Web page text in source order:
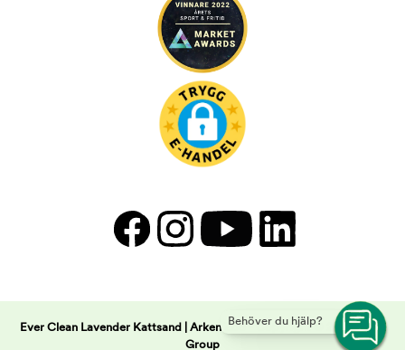
Behöver du hjälp?
Ever Clean Lavender Kattsand | Arken Zoo - Copyright © 2026 Musti
Group